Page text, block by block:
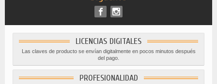
LICENCIAS DIGITALES
Las claves de producto se envían digitalmente en pocos minutos después
del pago.
PROFESIONALIDAD